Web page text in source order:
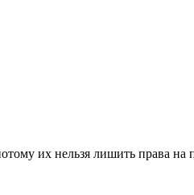
их нельзя лишить права